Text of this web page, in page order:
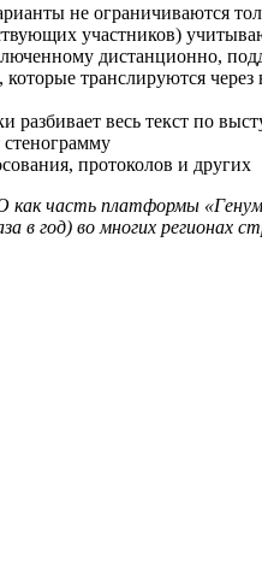
не ограничиваются
участников)
дистанционно,
транслируются через
разбивает весь текст по
протоколов и других
как часть платформы
в год) во многих регионах